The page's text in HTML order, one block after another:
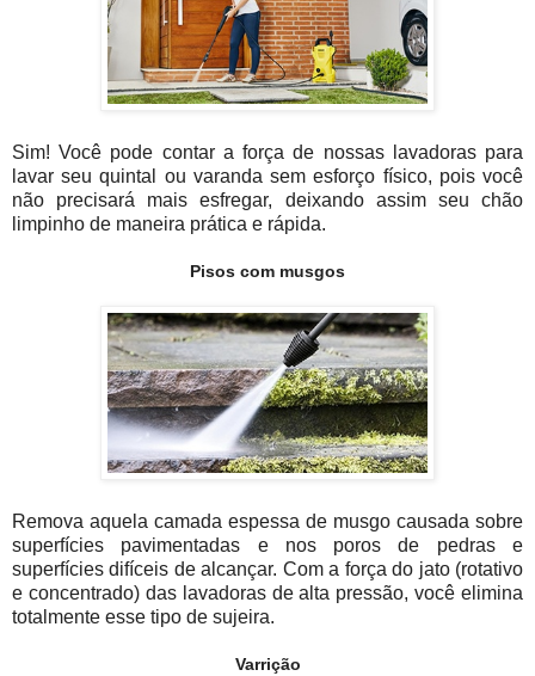
Sim! Você pode contar a força de nossas lavadoras para
lavar seu quintal ou varanda sem esforço físico, pois você
não precisará mais esfregar, deixando assim seu chão
limpinho de maneira prática e rápida.
Pisos com musgos
Remova aquela camada espessa de musgo causada sobre
superfícies pavimentadas e nos poros de pedras e
superfícies difíceis de alcançar. Com a força do jato (rotativo
e concentrado) das lavadoras de alta pressão, você elimina
totalmente esse tipo de sujeira.
Varrição